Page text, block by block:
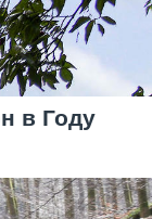
в Году